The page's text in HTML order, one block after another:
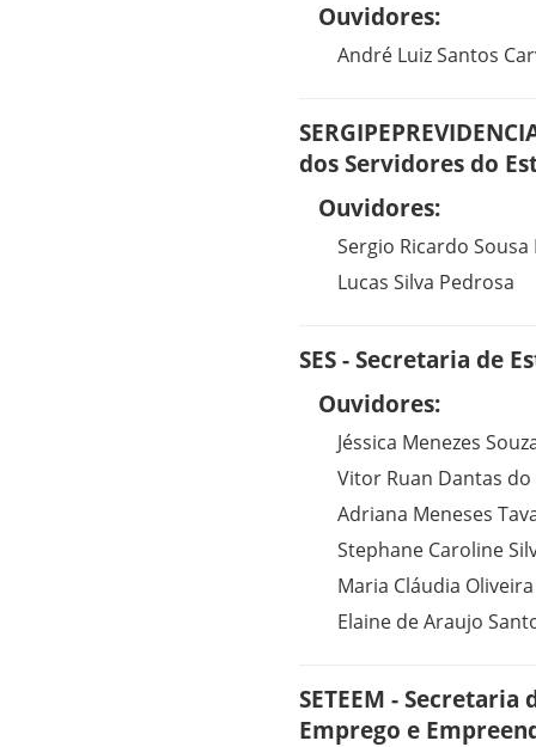
Ouvidores:
André Luiz Santos
dos Servidores do
Ouvidores:
Sergio Ricardo Sousa
Lucas Silva Pedrosa
SES - Secretaria de
Ouvidores:
Jéssica Menezes
Vitor Ruan Dantas
Adriana Meneses
Stephane Caroline
Maria Cláudia
Elaine de Araujo
SETEEM -
Emprego e